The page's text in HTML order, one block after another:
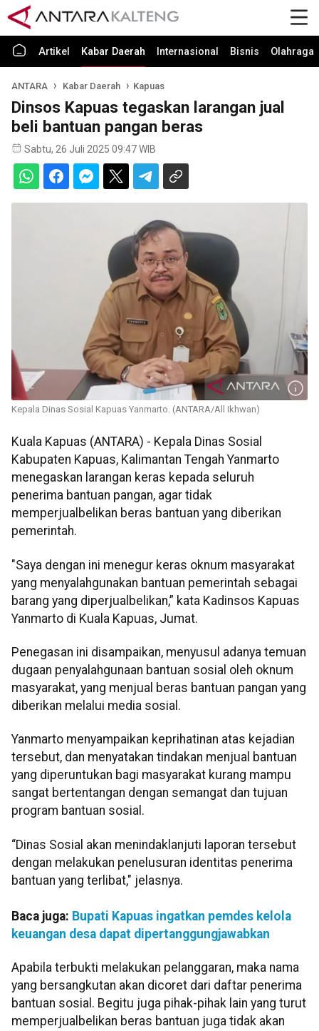
Artikel Kabar Daerah Internasional Bisnis Olahraga
ANTARA Kabar Daerah Kapuas
Dinsos Kapuas tegaskan larangan jual
beli bantuan pangan beras
Sabtu, 26 Juli 2025 09:47 WIB
Kepala Dinas Sosial Kapuas Yanmarto. (ANTARA/All Ikhwan)
Kuala Kapuas (ANTARA) - Kepala Dinas Sosial
Kabupaten Kapuas, Kalimantan Tengah Yanmarto
menegaskan larangan keras kepada seluruh
penerima bantuan pangan, agar tidak
memperjualbelikan beras bantuan yang diberikan
pemerintah.
"Saya dengan ini menegur keras oknum masyarakat
yang menyalahgunakan bantuan pemerintah sebagai
barang yang diperjualbelikan,” kata Kadinsos Kapuas
Yanmarto di Kuala Kapuas, Jumat.
Penegasan ini disampaikan, menyusul adanya temuan
dugaan penyalahgunaan bantuan sosial oleh oknum
masyarakat, yang menjual beras bantuan pangan yang
diberikan melalui media sosial.
Yanmarto menyampaikan keprihatinan atas kejadian
tersebut, dan menyatakan tindakan menjual bantuan
yang diperuntukan bagi masyarakat kurang mampu
sangat bertentangan dengan semangat dan tujuan
program bantuan sosial.
“Dinas Sosial akan menindaklanjuti laporan tersebut
dengan melakukan penelusuran identitas penerima
bantuan yang terlibat," jelasnya.
Baca juga: Bupati Kapuas ingatkan pemdes kelola
keuangan desa dapat dipertanggungjawabkan
Apabila terbukti melakukan pelanggaran, maka nama
yang bersangkutan akan dicoret dari daftar penerima
bantuan sosial. Begitu juga pihak-pihak lain yang turut
memperjualbelikan beras bantuan juga tidak akan